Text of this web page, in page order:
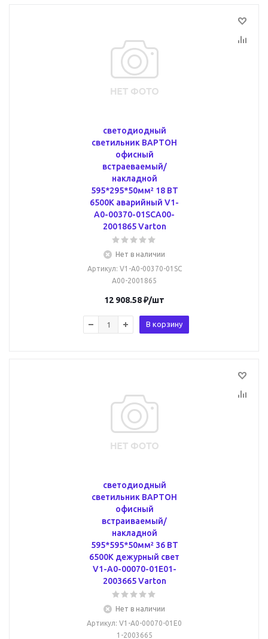
светодиодный
светильник ВАРТОН
офисный
встраеваемый/
накладной
595*295*50мм² 18 ВТ
6500К аварийный V1-
A0-00370-01SCA00-
2001865 Varton
Нет в наличии
Артикул: V1-A0-00370-01SC
A00-2001865
12 908.58₽/шт
В корзину
светодиодный
светильник ВАРТОН
офисный
встраиваемый/
накладной
595*595*50мм² 36 ВТ
6500К дежурный свет
V1-A0-00070-01E01-
2003665 Varton
Нет в наличии
Артикул: V1-A0-00070-01E0
1-2003665